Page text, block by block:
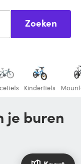
Zoeken
Kinderfiets